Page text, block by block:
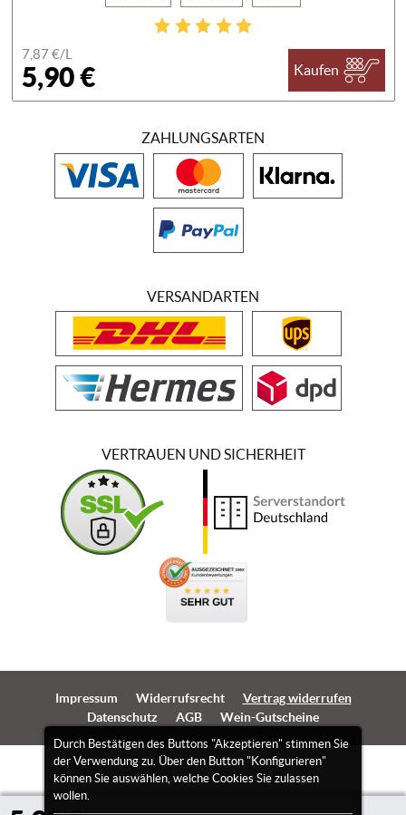
7,87 €/L
5,90 € Kaufen
Durch Bestätigen des Buttons "Akzeptieren" stimmen Sie
der Verwendung zu. Über den Button "Konfigurieren"
können Sie auswählen, welche Cookies Sie zulassen
wollen.
ZAHLUNGSARTEN
VERSANDARTEN
VERTRAUEN UND SICHERHEIT
Impressum Widerrufsrecht
Vertrag widerrufen
Datenschutz
AGB Wein-Gutscheine